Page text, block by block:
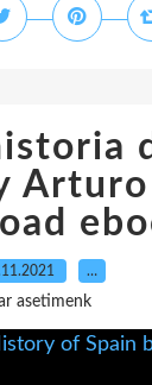
…
asetimenk